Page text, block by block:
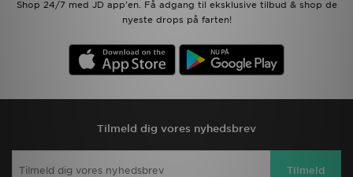
Shop 24/7 med JD app'en. Få adgang til eksklusive tilbud & shop de
nyeste drops på farten!
Tilmeld dig vores nyhedsbrev
Tilmeld